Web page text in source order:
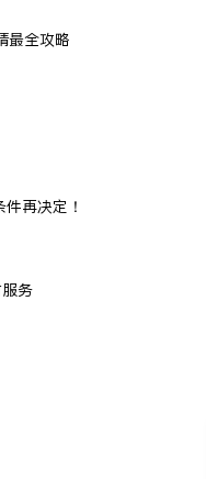
最全攻略
再决定！
务